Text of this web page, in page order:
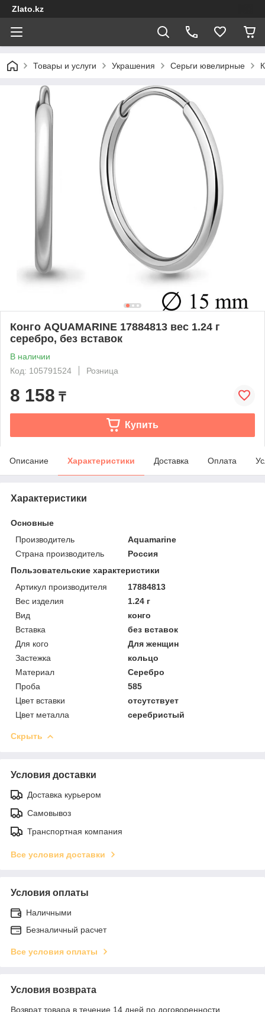
Zlato.kz
Товары и услуги Украшения Серьги ювелирные
Конго AQUAMARINE 17884813 вес 1.24 г
серебро, без вставок
В наличии
Код: 105791524
Розница
8 158 ₸
Купить
Описание Характеристики Доставка Оплата
Характеристики
Основные
Производитель
Aquamarine
Страна производитель
Россия
Пользовательские характеристики
Артикул производителя
17884813
Вес изделия
1.24 г
Вид
конго
Вставка
без вставок
Для кого
Для женщин
Застежка
кольцо
Материал
Серебро
Проба
585
Цвет вставки
отсутствует
Цвет металла
серебристый
Скрыть
Условия доставки
Доставка курьером
Самовывоз
Транспортная компания
Все условия доставки
Условия оплаты
Наличными
Безналичный расчет
Все условия оплаты
Условия возврата
Возврат товара в течение 14 дней по договоренности